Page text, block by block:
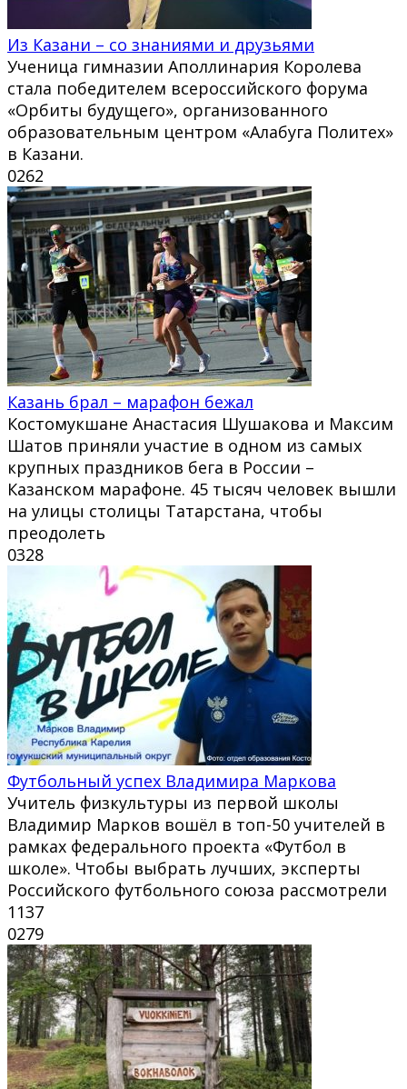
Из Казани – со знаниями и друзьями
Ученица гимназии Аполлинария Королева
стала победителем всероссийского форума
«Орбиты будущего», организованного
образовательным центром «Алабуга Политех»
в Казани.
0262
Казань брал – марафон бежал
Костомукшане Анастасия Шушакова и Максим
Шатов приняли участие в одном из самых
крупных праздников бега в России –
Казанском марафоне. 45 тысяч человек вышли
на улицы столицы Татарстана, чтобы
преодолеть
0328
Футбольный успех Владимира Маркова
Учитель физкультуры из первой школы
Владимир Марков вошёл в топ-50 учителей в
рамках федерального проекта «Футбол в
школе». Чтобы выбрать лучших, эксперты
Российского футбольного союза рассмотрели
1137
0279